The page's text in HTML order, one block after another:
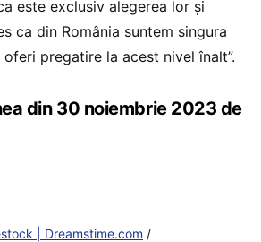
este exclusiv alegerea lor și
ca din România suntem singura
pregatire la acest nivel înalt”.
din 30 noiembrie 2023 de
| Dreamstime.com /